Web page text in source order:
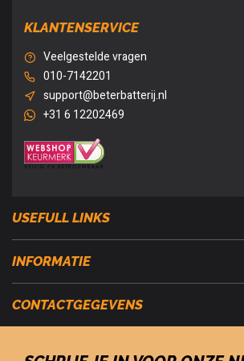
KLANTENSERVICE
Veelgestelde vragen
010-7142201
support@beterbatterij.nl
+31 6 12202469
USEFULL LINKS
INFORMATIE
CONTACTGEGEVENS